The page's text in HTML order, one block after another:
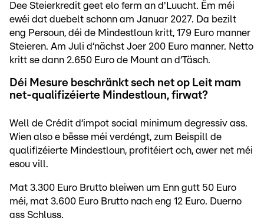
Dee Steierkredit geet elo ferm an d'Luucht. Ëm méi
ewéi dat duebelt schonn am Januar 2027. Da bezilt
eng Persoun, déi de Mindestloun kritt, 179 Euro manner
Steieren. Am Juli d‘nächst Joer 200 Euro manner. Netto
kritt se dann 2.650 Euro de Mount an d‘Täsch.
Déi Mesure beschränkt sech net op Leit mam
net-qualifizéierte Mindestloun, firwat?
Well de Crédit d‘impot social minimum degressiv ass.
Wien also e bësse méi verdéngt, zum Beispill de
qualifizéierte Mindestloun, profitéiert och, awer net méi
esou vill.
Mat 3.300 Euro Brutto bleiwen um Enn gutt 50 Euro
méi, mat 3.600 Euro Brutto nach eng 12 Euro. Duerno
ass Schluss.